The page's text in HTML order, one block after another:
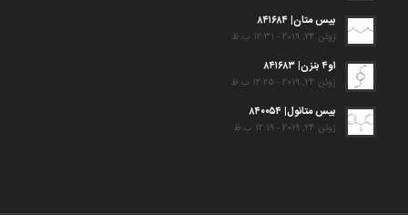
بیس متان| ۸۴۱۶۸۴
ژوئن 24, 2019 - 12:31 ب.ظ
۱و۴ بنزن| ۸۴۱۶۸۳
ژوئن 24, 2019 - 12:25 ب.ظ
بیس متانول| ۸۴۰۰۵۴
ژوئن 24, 2019 - 12:19 ب.ظ